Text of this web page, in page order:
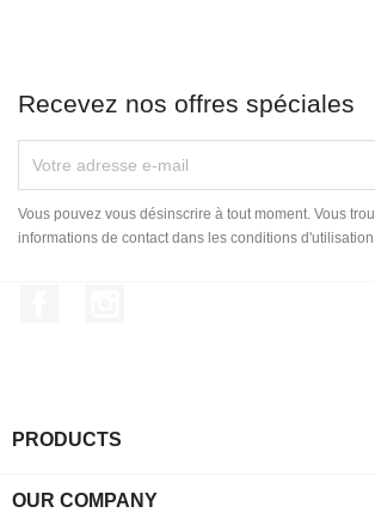
Recevez nos offres spéciales
Vous pouvez vous désinscrire à tout moment. Vous
informations de contact dans les conditions d'utilisation
PRODUCTS
OUR COMPANY